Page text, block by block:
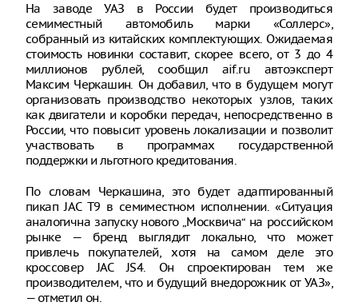
На заводе УАЗ в России будет производиться
семиместный автомобиль марки «Соллерс»,
собранный из китайских комплектующих. Ожидаемая
стоимость новинки составит, скорее всего, от 3 до 4
миллионов рублей, сообщил aif.ru автоэксперт
Максим Черкашин. Он добавил, что в будущем могут
организовать производство некоторых узлов, таких
как двигатели и коробки передач, непосредственно в
России, что повысит уровень локализации и позволит
участвовать в программах государственной
поддержки и льготного кредитования.
По словам Черкашина, это будет адаптированный
пикап JAC Т9 в семиместном исполнении. «Ситуация
аналогична запуску нового „Москвича“ на российском
рынке — бренд выглядит локально, что может
привлечь покупателей, хотя на самом деле это
кроссовер JAC JS4. Он спроектирован тем же
производителем, что и будущий внедорожник от УАЗ»,
— отметил он.